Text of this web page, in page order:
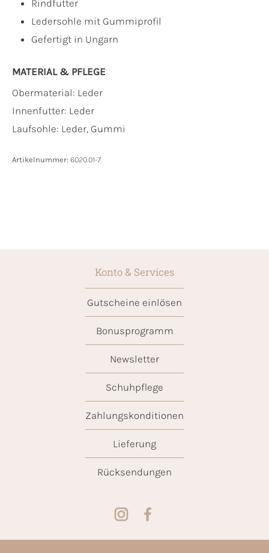
Rindfutter
Ledersohle mit Gummiprofil
Gefertigt in Ungarn
MATERIAL & PFLEGE
Obermaterial: Leder
Innenfutter: Leder
Laufsohle: Leder, Gummi
Artikelnummer: 6020.01-7
Konto & Services
Gutscheine einlösen
Bonusprogramm
Newsletter
Schuhpflege
Zahlungskonditionen
Lieferung
Rücksendungen